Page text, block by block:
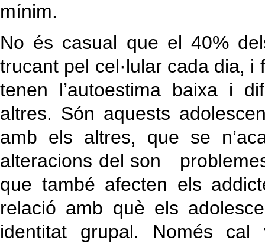
mínim.
No és casual que el 40%
trucant pel cel·lular cada dia,
tenen l’autoestima baixa i
altres. Són aquests
amb els altres, que se
alteracions del son
que també afecten els
relació amb què els
identitat grupal. Només